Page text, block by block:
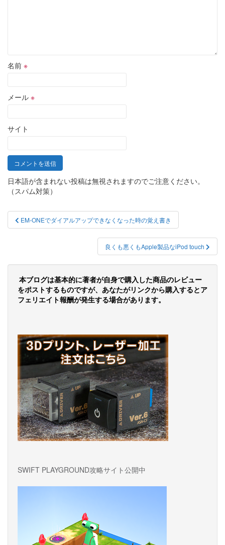
名前 ※
メール ※
サイト
日本語が含まれない投稿は無視されますのでご注意ください。
（スパム対策）
投
稿
ビ
ゲ
ー
ョ
ン
EM-ONEでダイアルアップできなくなった時の覚え書き
良くも悪くもApple製品なiPod touch
本ブログは基本的に著者が自身で購入した商品のレビュー
をポストするものですが、あなたがリンクから購入するとア
フェリエイト報酬が発生する場合があります。
SWIFT PLAYGROUND攻略サイト公開中